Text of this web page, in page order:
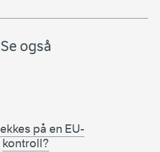
Se også
på en EU-
kontroll?